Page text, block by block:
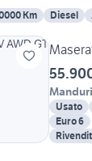
Km Diesel
Usato
Euro 6